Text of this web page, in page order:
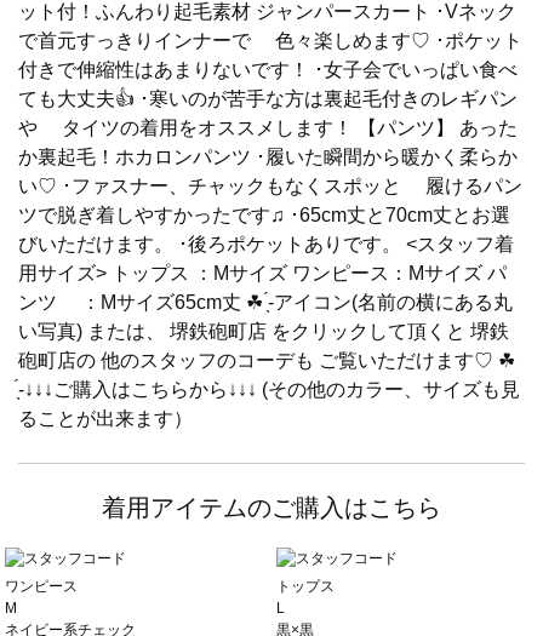
ット付！ふんわり起毛素材 ジャンパースカート ･Vネック
で首元すっきりインナーで 色々楽しめます♡ ･ポケット
付きで伸縮性はあまりないです！ ･女子会でいっぱい食べ
ても大丈夫👍 ･寒いのが苦手な方は裏起毛付きのレギパン
や タイツの着用をオススメします！ 【パンツ】 あった
か裏起毛！ホカロンパンツ ･履いた瞬間から暖かく柔らか
い♡ ･ファスナー、チャックもなくスポッと 履けるパン
ツで脱ぎ着しやすかったです♫ ･65cm丈と70cm丈とお選
びいただけます。 ･後ろポケットありです。 <スタッフ着
用サイズ> トップス ：Mサイズ ワンピース：Mサイズ パ
ンツ ：Mサイズ65cm丈 ☘ ̖́-アイコン(名前の横にある丸
い写真) または、 堺鉄砲町店 をクリックして頂くと 堺鉄
砲町店の 他のスタッフのコーデも ご覧いただけます♡ ☘
̖́-↓↓↓ご購入はこちらから↓↓↓ (その他のカラー、サイズも見
ることが出来ます）
着用アイテムのご購入はこちら
ワンピース
M
ネイビー系チェック
トップス
L
黒×黒